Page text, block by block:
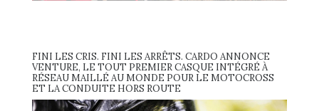
FINI LES CRIS. FINI LES ARRÊTS. CARDO ANNONCE
VENTURE, LE TOUT PREMIER CASQUE INTÉGRÉ À
RÉSEAU MAILLÉ AU MONDE POUR LE MOTOCROSS
ET LA CONDUITE HORS ROUTE